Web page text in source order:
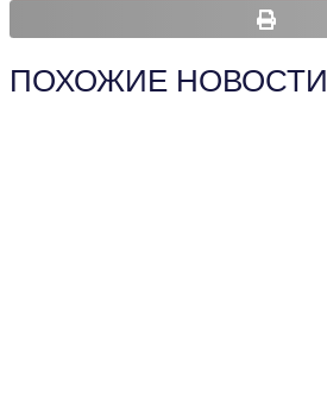
ПОХОЖИЕ НОВОСТИ